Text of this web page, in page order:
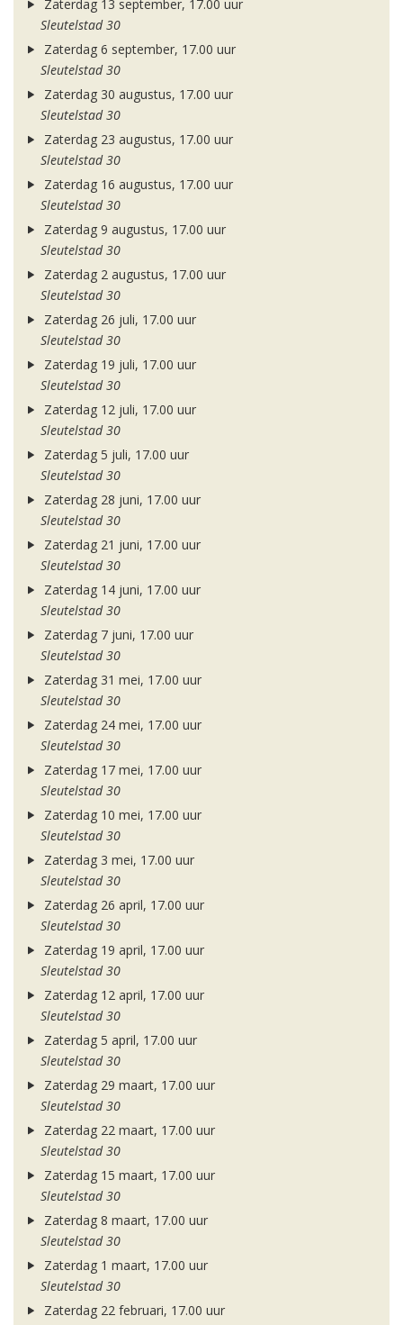
Zaterdag 13 september, 17.00 uur
Sleutelstad 30
Zaterdag 6 september, 17.00 uur
Sleutelstad 30
Zaterdag 30 augustus, 17.00 uur
Sleutelstad 30
Zaterdag 23 augustus, 17.00 uur
Sleutelstad 30
Zaterdag 16 augustus, 17.00 uur
Sleutelstad 30
Zaterdag 9 augustus, 17.00 uur
Sleutelstad 30
Zaterdag 2 augustus, 17.00 uur
Sleutelstad 30
Zaterdag 26 juli, 17.00 uur
Sleutelstad 30
Zaterdag 19 juli, 17.00 uur
Sleutelstad 30
Zaterdag 12 juli, 17.00 uur
Sleutelstad 30
Zaterdag 5 juli, 17.00 uur
Sleutelstad 30
Zaterdag 28 juni, 17.00 uur
Sleutelstad 30
Zaterdag 21 juni, 17.00 uur
Sleutelstad 30
Zaterdag 14 juni, 17.00 uur
Sleutelstad 30
Zaterdag 7 juni, 17.00 uur
Sleutelstad 30
Zaterdag 31 mei, 17.00 uur
Sleutelstad 30
Zaterdag 24 mei, 17.00 uur
Sleutelstad 30
Zaterdag 17 mei, 17.00 uur
Sleutelstad 30
Zaterdag 10 mei, 17.00 uur
Sleutelstad 30
Zaterdag 3 mei, 17.00 uur
Sleutelstad 30
Zaterdag 26 april, 17.00 uur
Sleutelstad 30
Zaterdag 19 april, 17.00 uur
Sleutelstad 30
Zaterdag 12 april, 17.00 uur
Sleutelstad 30
Zaterdag 5 april, 17.00 uur
Sleutelstad 30
Zaterdag 29 maart, 17.00 uur
Sleutelstad 30
Zaterdag 22 maart, 17.00 uur
Sleutelstad 30
Zaterdag 15 maart, 17.00 uur
Sleutelstad 30
Zaterdag 8 maart, 17.00 uur
Sleutelstad 30
Zaterdag 1 maart, 17.00 uur
Sleutelstad 30
Zaterdag 22 februari, 17.00 uur